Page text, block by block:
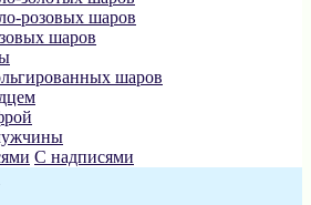
розовых шаров
шаров
шаров
С надписями